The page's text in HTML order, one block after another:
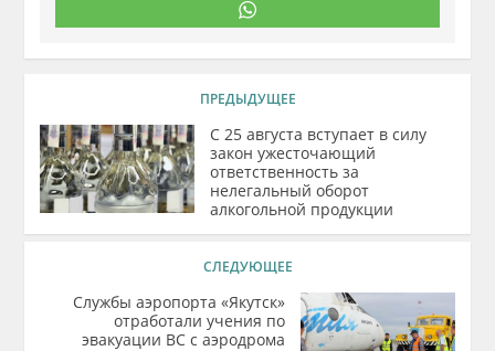
ПРЕДЫДУЩЕЕ
С 25 августа вступает в силу
закон ужесточающий
ответственность за
нелегальный оборот
алкогольной продукции
СЛЕДУЮЩЕЕ
Службы аэропорта «Якутск»
отработали учения по
эвакуации ВС с аэродрома